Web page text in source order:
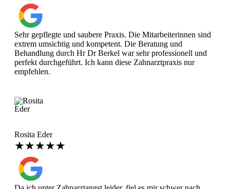
Sehr gepflegte und saubere Praxis. Die Mitarbeiterinnen sind
extrem umsichtig und kompetent. Die Beratung und
Behandlung durch Hr Dr Berkel war sehr professionell und
perfekt durchgeführt. Ich kann diese Zahnarztpraxis nur
empfehlen.
Rosita Eder
★★★★★